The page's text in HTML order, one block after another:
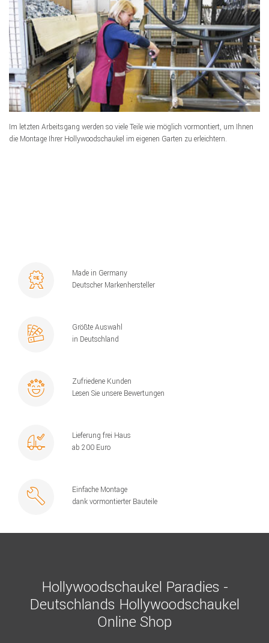
Im letzten Arbeitsgang werden so viele Teile wie möglich vormontiert, um Ihnen
die Montage Ihrer Hollywoodschaukel im eigenen Garten zu erleichtern.
Made in Germany
Deutscher Markenhersteller
Größte Auswahl
in Deutschland
Zufriedene Kunden
Lesen Sie unsere Bewertungen
Lieferung frei Haus
ab 200 Euro
Einfache Montage
dank vormontierter Bauteile
Hollywoodschaukel Paradies -
Deutschlands Hollywoodschaukel
Online Shop